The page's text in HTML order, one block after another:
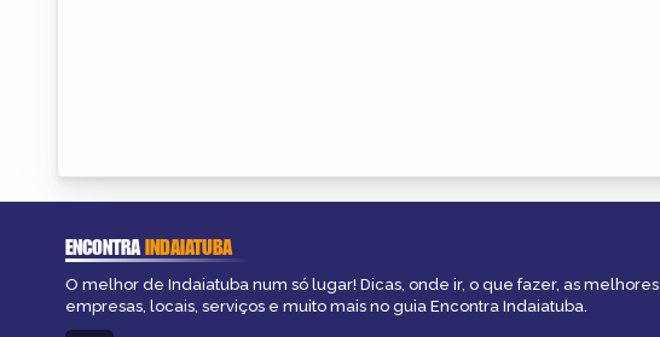
ENCONTRAINDAIATUBA
O melhor de Indaiatuba num só lugar! Dicas, onde ir, o que fazer, as melhores
empresas, locais, serviços e muito mais no guia Encontra Indaiatuba.